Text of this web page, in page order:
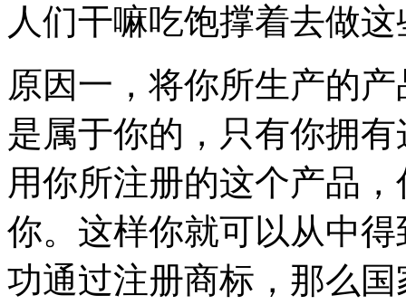
人们干嘛吃饱撑着去做
原因一，将你所生产的
是属于你的，只有你拥
用你所注册的这个产品
你。这样你就可以从中
功通过注册商标，那么